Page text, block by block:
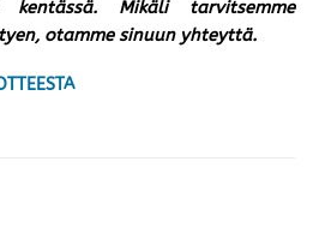
kentässä. Mikäli tarvitsemme
otamme sinuun yhteyttä.